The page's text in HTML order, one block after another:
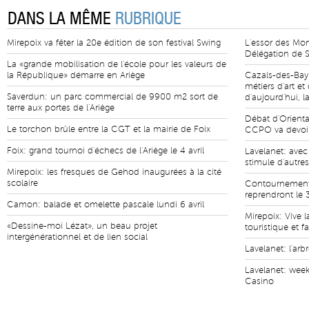
DANS LA MÊME RUBRIQUE
Mirepoix va fêter la 20e édition de son festival Swing
La «grande mobilisation de l'école pour les valeurs de
la République» démarre en Ariège
Saverdun: un parc commercial de 9900 m2 sort de
terre aux portes de l'Ariège
Le torchon brûle entre la CGT et la mairie de Foix
Foix: grand tournoi d'échecs de l'Ariège le 4 avril
Mirepoix: les fresques de Gehod inaugurées à la cité
scolaire
Camon: balade et omelette pascale lundi 6 avril
«Dessine-moi Lézat», un beau projet
intergénérationnel et de lien social
L'essor des
Délégation de
Cazals-des-
métiers d'art et
d'aujourd'hui,
Débat
CCPO va
Lavelanet:
stimule
reprendront le
Mirepoix: Vive
touristique et
Lavelanet:
Lavelanet:
Casino